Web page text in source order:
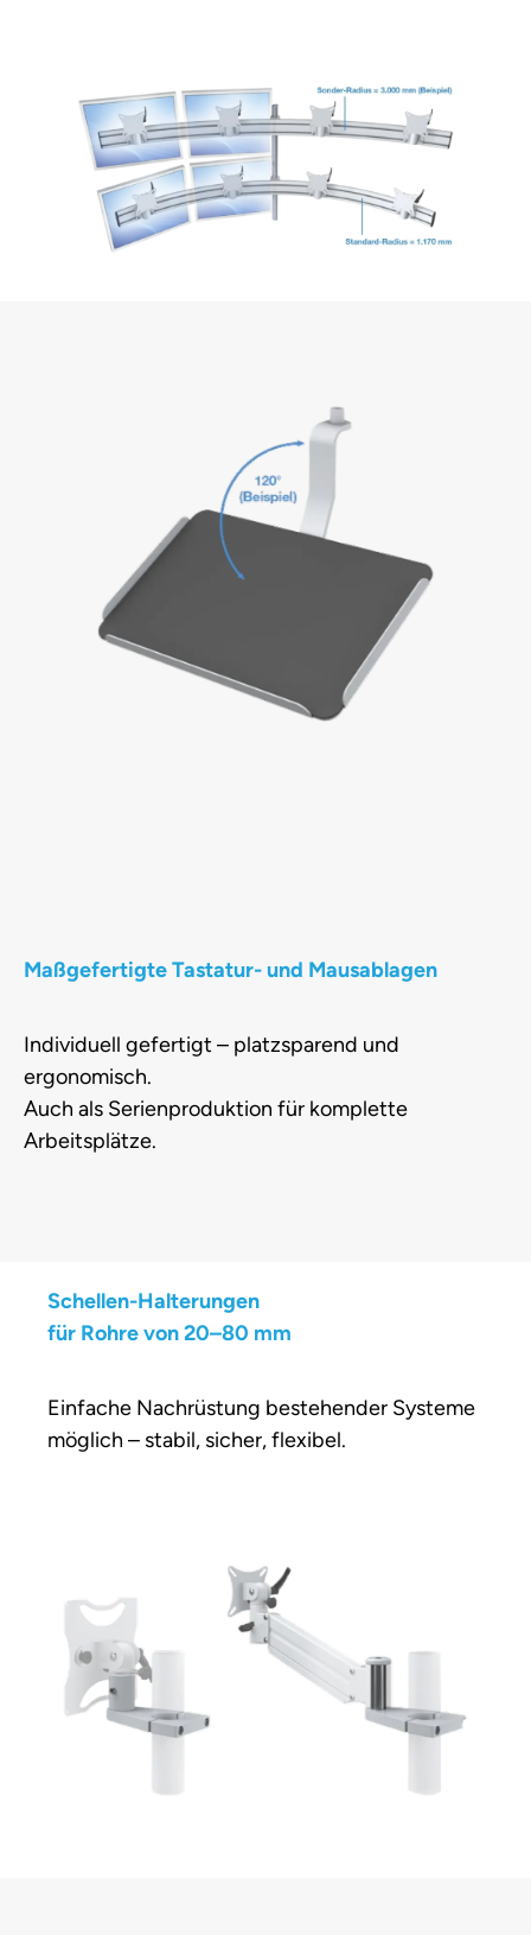
Maßgefertigte Tastatur- und Mausablagen
Individuell gefertigt – platzsparend und
ergonomisch.
Auch als Serienproduktion für komplette
Arbeitsplätze.
Schellen-Halterungen
für Rohre von 20–80 mm
Einfache Nachrüstung bestehender Systeme
möglich – stabil, sicher, flexibel.